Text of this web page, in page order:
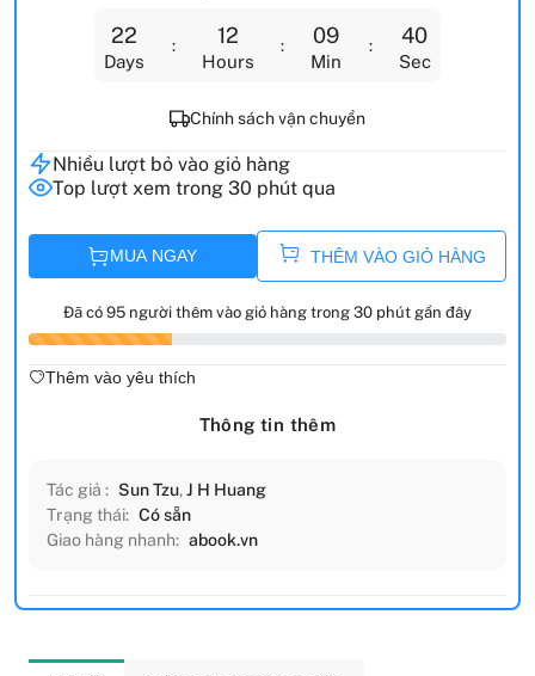
22
Days
12
Hours
09
Min
38
Sec
Chính sách vận chuyển
Nhiều lượt bỏ vào giỏ hàng
Top lượt xem trong 30 phút qua
MUA NGAY THÊM VÀO GIỎ HÀNG
Đã có 95 người thêm vào giỏ hàng trong 30 phút gần đây
Thêm vào yêu thích
Thông tin thêm
Tác giả : Sun Tzu,J H Huang
Trạng thái: Có sẵn
Giao hàng nhanh: abook.vn